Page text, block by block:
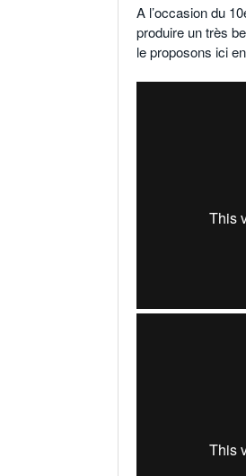
A l’occasion du
produire un très
le proposons ici